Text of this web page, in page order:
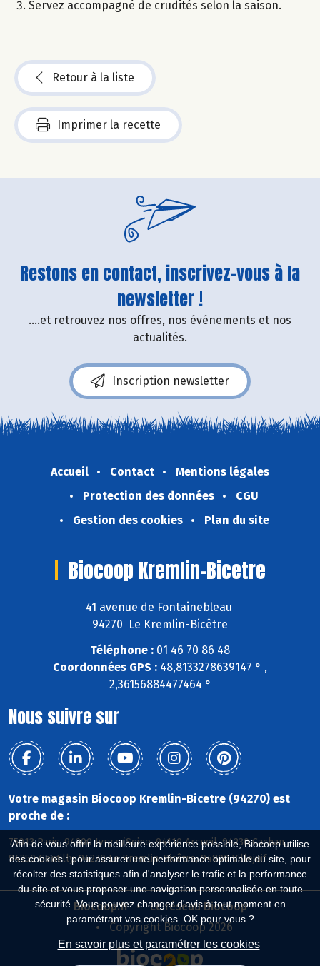
Afin de vous offrir la meilleure expérience possible, Biocoop utilise
des cookies : pour assurer une performance optimale du site, pour
récolter des statistiques afin d'analyser le trafic et la performance
du site et vous proposer une navigation personnalisée en toute
sécurité. Vous pouvez changer d'avis à tout moment en
paramétrant vos cookies. OK pour vous ?
En savoir plus et paramétrer les cookies
Servez accompagné de crudités selon la saison.
Retour à la liste
Imprimer la recette
Restons en contact, inscrivez-vous à la
newsletter !
....et retrouvez nos offres, nos événements et nos
actualités.
Inscription newsletter
Accueil Contact
Mentions légales
Protection des données
CGU
Gestion des cookies
Plan du site
Biocoop Kremlin-Bicetre
41 avenue de Fontainebleau
94270 Le Kremlin-Bicêtre
Téléphone : 01 46 70 86 48
Coordonnées GPS : 48,8133278639147 ° ,
2,36156884477464 °
Nous suivre sur
Votre magasin Biocoop Kremlin-Bicetre (94270) est
proche de :
75013 Paris, 94200 Ivry s/Seine, 94110 Arcueil, 94230 Cachan,
94250 Gentilly, 94270 Le Kremlin-Bicêtre, 94800 Villejuif
Biocoop.fr
Le réseau Biocoop
Copyright Biocoop 2026